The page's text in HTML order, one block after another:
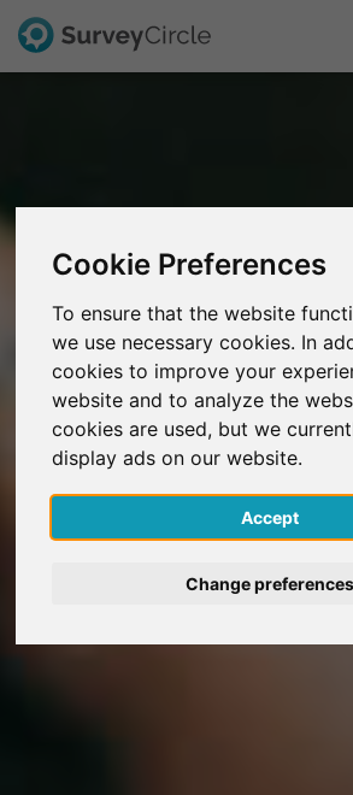
Cookie Preferences
To ensure that the website
we use necessary cookies. In
cookies to improve your
website and to analyze the
cookies are used, but we
display ads on our website.
Accept
Change preferences
FAQ
Gratis
Inloggen
English
Deutsch
Español